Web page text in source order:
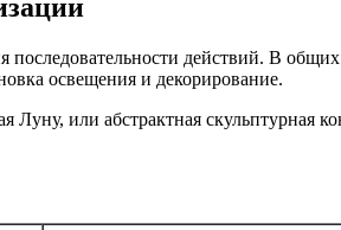
действий. В
освещения и декорирование.
или абстрактная скульптурная